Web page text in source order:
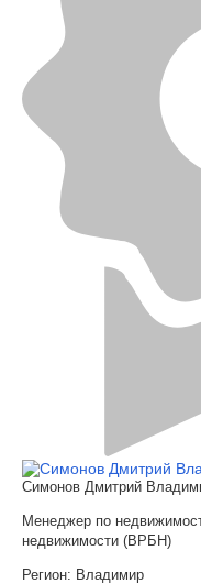
Симонов Дмитрий
Менеджер по
недвижимости (ВРБН)
Регион: Владимир